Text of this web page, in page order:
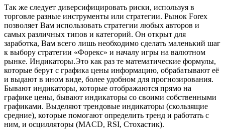
Так же следует диверсифицировать риски, используя в
торговле разные инструменты или стратегии. Рынок Forex
позволяет Вам использовать стратегии любых авторов и
самых различных типов и категорий. Он открыт для
заработка, Вам всего лишь необходимо сделать маленький шаг
к выбору стратегии «Форекс» и началу игры на валютном
рынке. Индикаторы.Это как раз те математические формулы,
которые берут с графика цены информацию, обрабатывают её
и выдают в ином виде, более удобном для прогнозирования.
Бывают индикаторы, которые отображаются прямо на
графике цены, бывают индикаторы со своими собственными
графиками. Выделяют трендовые индикаторы (скользящие
средние), которые помогают определить тренд и работать с
ним, и осцилляторы (MACD, RSI, Стохастик).